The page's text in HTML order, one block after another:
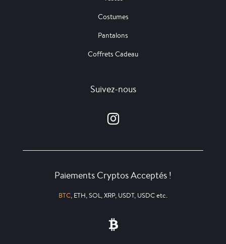
Costumes
Pantalons
Coffrets Cadeau
Suivez-nous
Paiements Cryptos Acceptés !
BTC, ETH, SOL, XRP, USDT, USDC etc.